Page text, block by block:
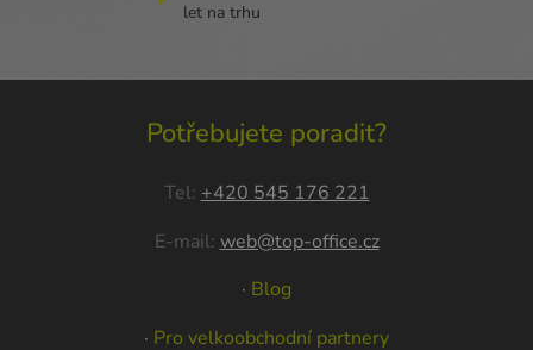
let na trhu
Potřebujete poradit?
Tel: +420 545 176 221
E-mail: web@top-office.cz
· Blog
· Pro velkoobchodní partnery